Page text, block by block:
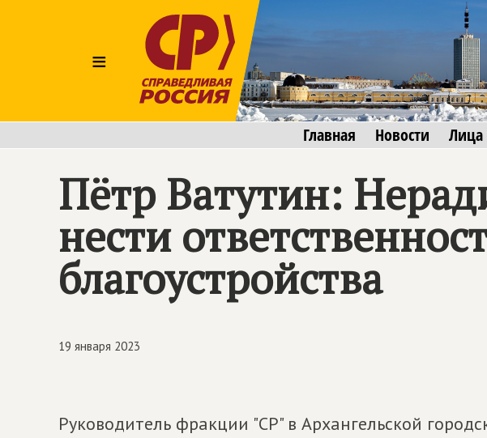
≡
Главная Новости Лица
Пётр Ватутин:
нести
благоустройства
19 января 2023
Руководитель фракции "СР" в Архангельской